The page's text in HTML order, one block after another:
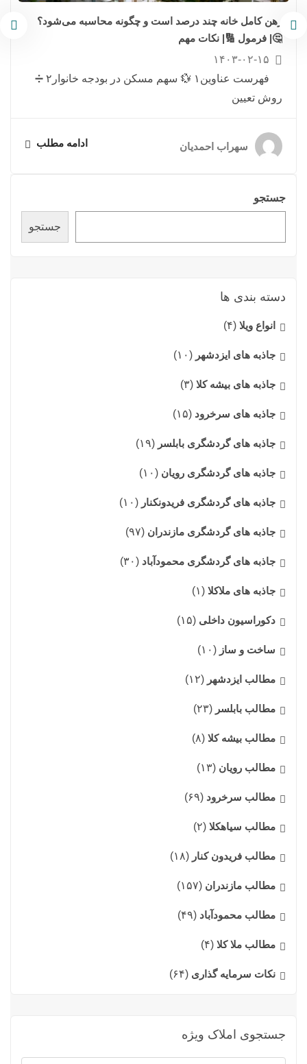
جستجو
جستجو
دسته بندی ها
انواع ویلا (۴)
جاذبه های ایزدشهر (۱۰)
جاذبه های بیشه کلا (۳)
جاذبه های سرخرود (۱۵)
جاذبه های گردشگری بابلسر (۱۹)
جاذبه های گردشگری رویان (۱۰)
جاذبه های گردشگری فریدونکنار (۱۰)
جاذبه های گردشگری مازندران (۹۷)
جاذبه های گردشگری محمودآباد (۳۰)
جاذبه های ملاکلا (۱)
دکوراسیون داخلی (۱۵)
ساخت و ساز (۱۰)
مطالب ایزدشهر (۱۲)
مطالب بابلسر (۲۳)
مطالب بیشه کلا (۸)
مطالب رویان (۱۳)
مطالب سرخرود (۶۹)
مطالب سیاهکلا (۲)
مطالب فریدون کنار (۱۸)
مطالب مازندران (۱۵۷)
مطالب محمودآباد (۴۹)
مطالب ملا کلا (۴)
نکات سرمایه گذاری (۶۴)
جستجوی املاک ویژه
رهن کامل خانه چند درصد است و چگونه محاسبه می‌شود؟
🤔| فرمول 🔢| نکات مهم
۱۴۰۳-۰۲-۱۵
فهرست عناوین۱ 💱 سهم مسکن در بودجه خانوار۲ ➗
روش تعیین
سهراب احمدیان ادامه مطلب